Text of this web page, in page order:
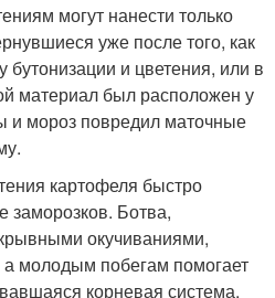
могут нанести только
уже после того, как
бутонизации и цветения, или в
материал был расположен у
и мороз повредил маточные
картофеля быстро
заморозков. Ботва,
окучиваниями,
молодым побегам помогает
корневая система.